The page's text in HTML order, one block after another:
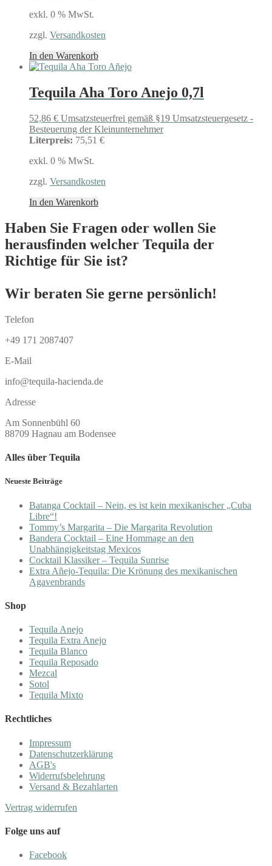
exkl. 0 % MwSt.
zzgl. Versandkosten
In den Warenkorb
Tequila Aha Toro Anejo 0,7l
52,86 € Umsatzsteuerfrei gemäß §19 Umsatzsteuergesetz -
Besteuerung der Kleinunternehmer
Literpreis: 75,51 €
exkl. 0 % MwSt.
zzgl. Versandkosten
In den Warenkorb
Haben Sie Fragen oder wollen Sie
herausfinden welcher Tequila der
Richtige für Sie ist?
Wir beraten Sie gerne persönlich!
Telefon
+49 171 2087407
E-Mail
info@tequila-hacienda.de
Adresse
Am Sonnenbühl 60
88709 Hagnau am Bodensee
Alles über Tequila
Neueste Beiträge
Batanga Cocktail – Nein, es ist kein mexikanischer „Cuba
Libre“!
Tommy’s Margarita – Die Margarita Revolution
Bandera Cocktail – Eine Hommage an den
Unabhängigkeitstag Mexicos
Cocktail Klassiker – Tequila Sunrise
Extra Añejo-Tequila: Die Krönung des mexikanischen
Agavenbrands
Shop
Tequila Anejo
Tequila Extra Anejo
Tequila Blanco
Tequila Reposado
Mezcal
Sotol
Tequila Mixto
Rechtliches
Impressum
Datenschutzerklärung
AGB's
Widerrufsbelehrung
Versand & Bezahlarten
Vertrag widerrufen
Folge uns auf
Facebook